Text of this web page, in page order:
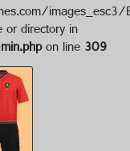
directory in
on line309